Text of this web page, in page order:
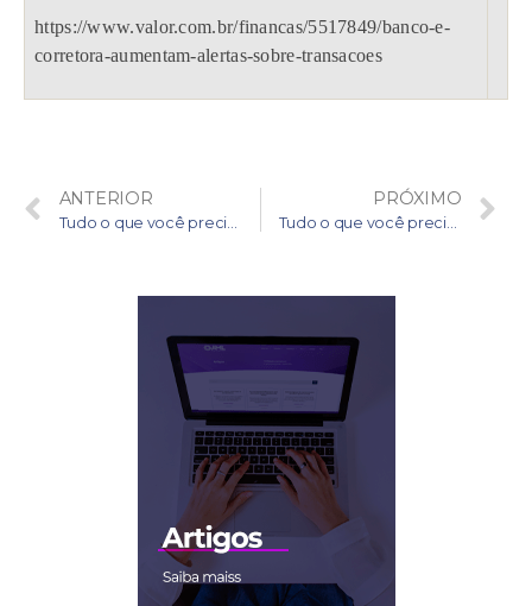
https://www.valor.com.br/financas/5517849/banco-e-
corretora-aumentam-alertas-sobre-transacoes
ANTERIOR
Tudo o que você precisa saber sobre Due Diligence de Clientes – Parte 3 de 4
PRÓXIMO
Tudo o que você precisa saber sobre Due Diligence de Clientes – Parte 4 de 4